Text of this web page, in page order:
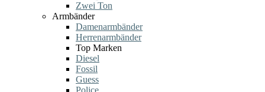
Zwei Ton
Armbänder
Damenarmbänder
Herrenarmbänder
Top Marken
Diesel
Fossil
Guess
Police